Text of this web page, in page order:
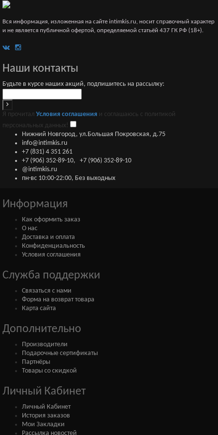
Вся информация, изложенная на сайте intimkis.ru, носит справочный характер
и не является публичной офертой, определяемой статьёй 437 ГК РФ (18+).
Наши контакты
Будьте в курсе наших акций, подпишитесь на рассылку:
Я прочитал Условия соглашения и соглашаюсь с политикой
персональных данных!
Нижний Новгород, ул.Большая Покровская, д.75
info@intimkis.ru
+7 (831) 4 351 261
+7 (906) 352-89-10, +7 (906) 352-89-10
@intimkis.ru
пн-вс 10:00-22:00, Без выходных
Информация
Как оформить заказ
О нас
Доставка и оплата
Конфиденциальность
Условия соглашения
Служба поддержки
Связаться с нами
Форма на возврат товара
Карта сайта
Дополнительно
Производители
Подарочные сертификаты
Партнёры
Товары со скидкой
Личный Кабинет
Личный Кабинет
История заказов
Мои Закладки
Рассылка новостей